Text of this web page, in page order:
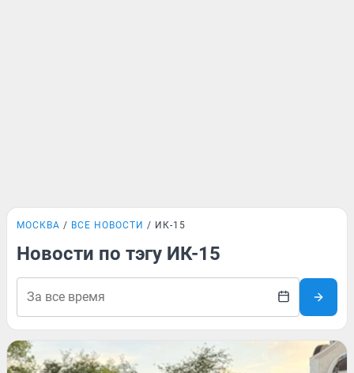
МОСКВА ВСЕ НОВОСТИ ИК-15
Новости по тэгу ИК-15